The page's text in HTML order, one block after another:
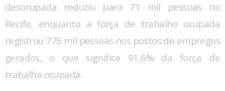
desocupada reduziu para 71 mil pessoas no
Recife, enquanto a força de trabalho ocupada
registrou 775 mil pessoas nos postos de empregos
gerados, o que significa 91,6% da força de
trabalho ocupada.